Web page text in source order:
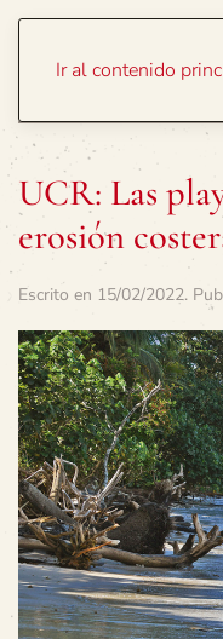
Ir al contenido
UCR: Las
erosión
Escrito en 15/02/2022.